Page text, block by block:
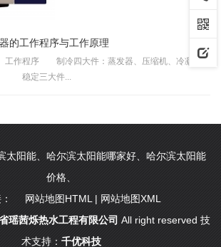
的工作程序与工作原理
程序 制冷四大件：蒸发器、压缩机、冷凝器
。 稳定三大件...
太阳能 哈尔滨太阳能哪家好
哈尔滨太阳能
价格
网站地图HTML | 网站地图XML
瑶茜烁热水工程有限公司 All right reserved 技
术支持： 千优科技